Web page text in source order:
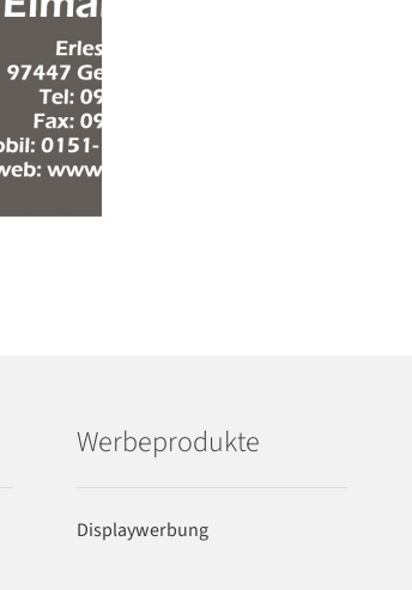
Werbeprodukte
Displaywerbung